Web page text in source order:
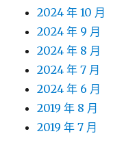
2024 年 10 月
2024 年 9 月
2024 年 8 月
2024 年 7 月
2024 年 6 月
2019 年 8 月
2019 年 7 月